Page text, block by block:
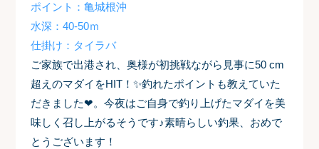
ポイント：亀城根沖
水深：40-50ｍ
仕掛け：タイラバ
ご家族で出港され、奥様が初挑戦ながら見事に50 cm
超えのマダイをHIT！✨釣れたポイントも教えていた
だきました❤。今夜はご自身で釣り上げたマダイを美
味しく召し上がるそうです♪素晴らしい釣果、おめで
とうございます！